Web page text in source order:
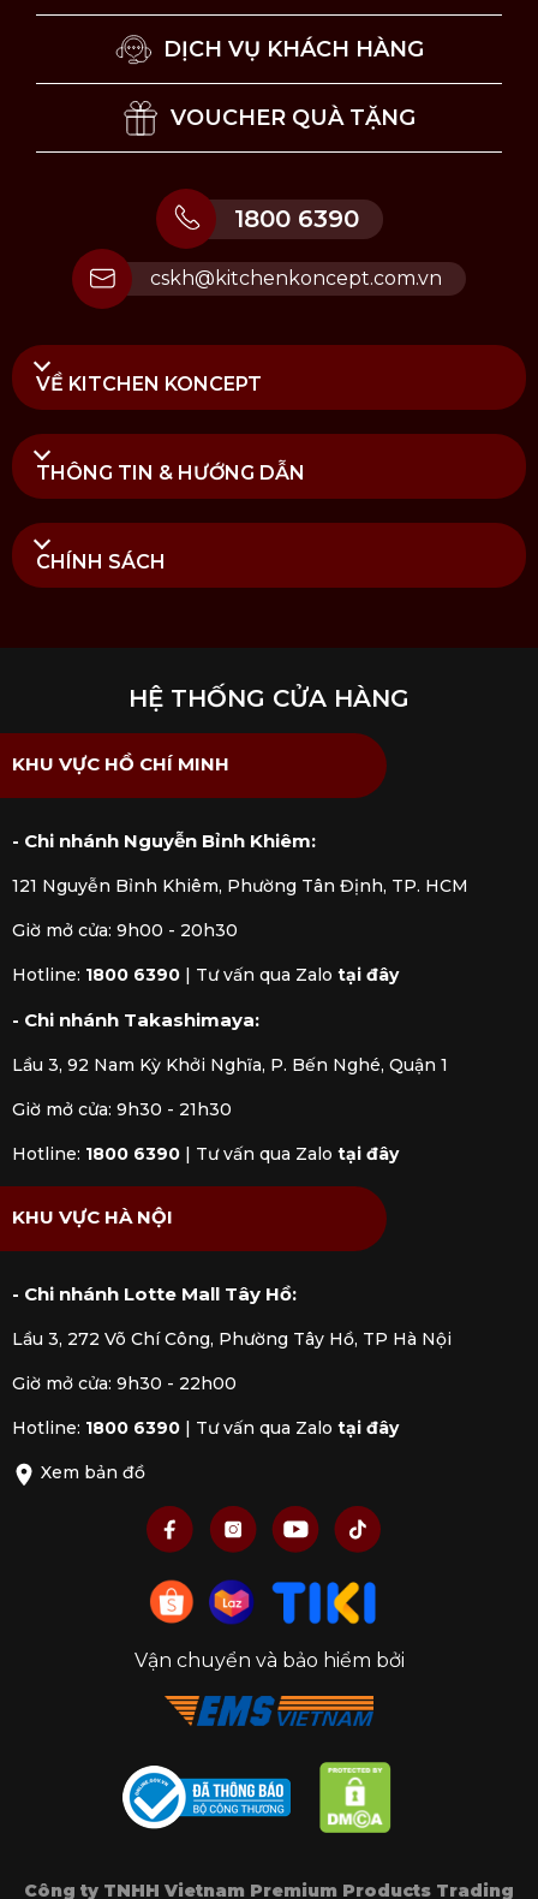
DỊCH VỤ KHÁCH HÀNG
VOUCHER QUÀ TẶNG
1800 6390
cskh@kitchenkoncept.com.vn
VỀ KITCHEN KONCEPT
THÔNG TIN & HƯỚNG DẪN
CHÍNH SÁCH
HỆ THỐNG CỬA HÀNG
KHU VỰC HỒ CHÍ MINH
- Chi nhánh Nguyễn Bỉnh Khiêm:
121 Nguyễn Bỉnh Khiêm, Phường Tân Định, TP. HCM
Giờ mở cửa: 9h00 - 20h30
Hotline: 1800 6390 Tư vấn qua Zalo tại đây
- Chi nhánh Takashimaya:
Lầu 3, 92 Nam Kỳ Khởi Nghĩa, P. Bến Nghé, Quận 1
Giờ mở cửa: 9h30 - 21h30
Hotline: 1800 6390 Tư vấn qua Zalo tại đây
KHU VỰC HÀ NỘI
- Chi nhánh Lotte Mall Tây Hồ:
Lầu 3, 272 Võ Chí Công, Phường Tây Hồ, TP Hà Nội
Giờ mở cửa: 9h30 - 22h00
Hotline: 1800 6390 Tư vấn qua Zalo tại đây
Xem bản đồ
Vận chuyển và bảo hiểm bởi
Công ty TNHH Vietnam Premium Products Trading